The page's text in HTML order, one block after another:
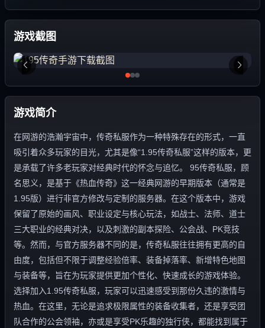
游戏截图
游戏简介
在网游的浩瀚宇宙中，传奇私服作为一种特殊存在的形式，一直
吸引着众多玩家的目光，尤其是像“1.95传奇私服”这样的版本，更
是承载了许多老玩家对经典时代的怀念与追忆。 95传奇私服，顾
名思义，是基于《热血传奇》这一经典网游的早期版本（通常是
1.95版）进行非官方修改与定制的服务器。在这个版本中，游戏
保留了原始的画风、职业设定与核心玩法，如战士、法师、道士
三大职业的经典对决，以及刺激的副本探险、公会战、PK竞技
等。然而，与官方服务器不同的是，传奇私服往往拥有更高的自
由度，包括但不限于调整经验倍率、装备掉落率、新增特色地图
与装备等，旨在为玩家提供更加个性化、快速成长的游戏体验。
选择加入1.95传奇私服，玩家可以迅速感受到那份久违的激情与
热血。在这里，无论是追求极限属性的装备收集者，还是享受团
队合作的公会领袖，亦或是享受PK乐趣的独行侠，都能找到属于